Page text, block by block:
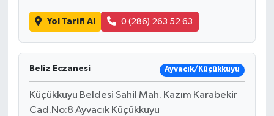
Yol Tarifi Al 0 (286) 263 52 63
Beliz Eczanesi Ayvacık/Küçükkuyu
Küçükkuyu Beldesi Sahil Mah. Kazım Karabekir
Cad.No:8 Ayvacık Küçükkuyu